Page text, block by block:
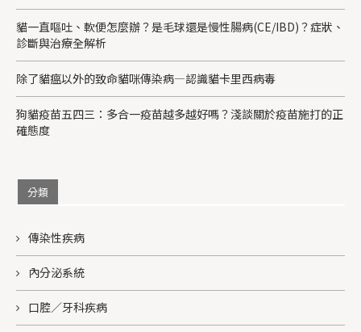
貓一直嘔吐、軟便怎麼辦？是毛球還是慢性腸病(CE/IBD)？症狀、
診斷與治療全解析
除了貓瘟以外的致命貓咪傳染病—認識貓卡里西病毒
狗貓疫苗五四三：多合一疫苗越多越好嗎？淺談關於疫苗施打的正
確態度
分類
傳染性疾病
內分泌系統
口腔／牙科疾病